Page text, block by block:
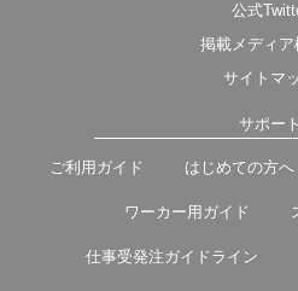
公式
掲載メディア
サイトマ
サポート
ご利用ガイド はじめての方へ
ワーカー用ガイド
仕事受発注ガイドライン